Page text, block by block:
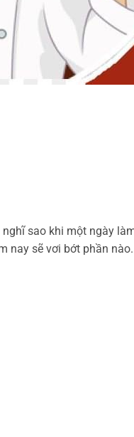
sao khi một ngày
nay sẽ vơi bớt phần nào.